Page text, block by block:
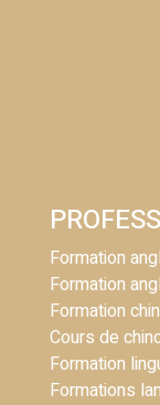
Formation
Formation
Formation
Cours de
Formation
Formations